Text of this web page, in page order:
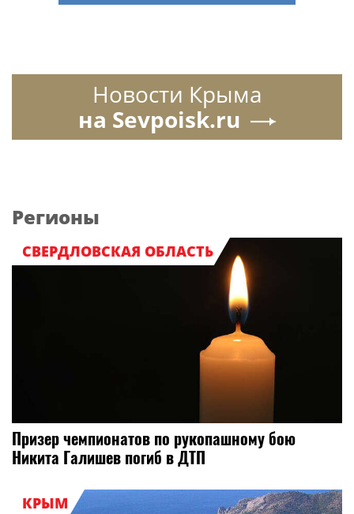
Новости Крыма
на Sevpoisk.ru
Регионы
СВЕРДЛОВСКАЯ ОБЛАСТЬ
Призер чемпионатов по рукопашному бою
Никита Галишев погиб в ДТП
КРЫМ